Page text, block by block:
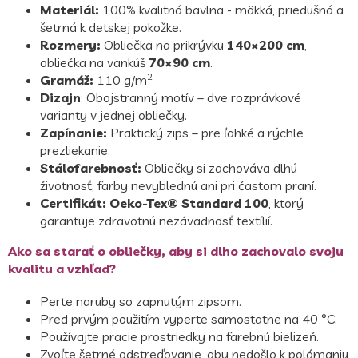
Materiál: 100% kvalitná bavlna - mäkká, priedušná a
šetrná k detskej pokožke.
Rozmery: Obliečka na prikrývku 140×200 cm
obliečka na vankúš 70×90 cm.
Gramáž: 110 g/m2
Dizajn: Obojstranný motív – dve rozprávkové
varianty v jednej obliečky.
Zapínanie: Praktický zips – pre ľahké a rýchle
prezliekanie.
Stálofarebnosť: Obliečky si zachováva dlhú
životnosť, farby nevyblednú ani pri častom praní.
Certifikát: Oeko-Tex® Standard 100 , ktorý
garantuje zdravotnú nezávadnosť textílií.
Ako sa starať o obliečky, aby si dlho zachovalo svoju
kvalitu a vzhľad?
Perte naruby so zapnutým zipsom.
Pred prvým použitím vyperte samostatne na 40 °C.
Používajte pracie prostriedky na farebnú bielizeň.
Zvoľte šetrné odstreďovanie, aby nedošlo k polámaniu